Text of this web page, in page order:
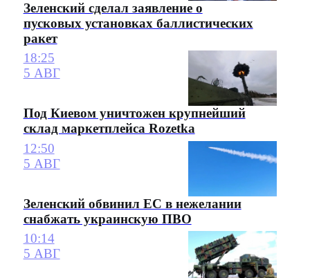
Зеленский сделал заявление о
пусковых установках баллистических
ракет
18:25
5 АВГ
Под Киевом уничтожен крупнейший
склад маркетплейса Rozetka
12:50
5 АВГ
Зеленский обвинил ЕС в нежелании
снабжать украинскую ПВО
10:14
5 АВГ